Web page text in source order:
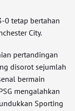
0 tetap bertahan
City.
pertandingan
disorot sejumlah
bermain
mengalahkan
Sporting